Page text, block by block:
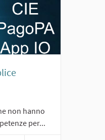
non hanno
per...